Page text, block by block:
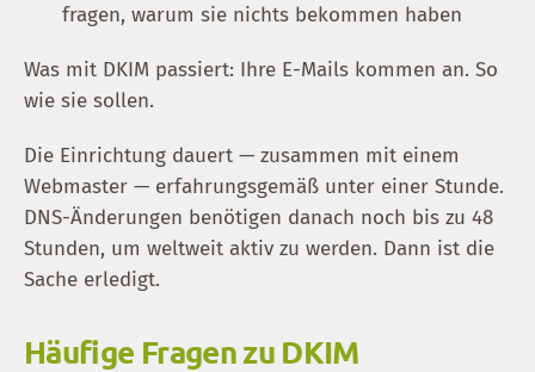
fragen, warum sie nichts bekommen haben
Was mit DKIM passiert: Ihre E-Mails kommen an. So
wie sie sollen.
Die Einrichtung dauert — zusammen mit einem
Webmaster — erfahrungsgemäß unter einer Stunde.
DNS-Änderungen benötigen danach noch bis zu 48
Stunden, um weltweit aktiv zu werden. Dann ist die
Sache erledigt.
Häufige Fragen zu DKIM